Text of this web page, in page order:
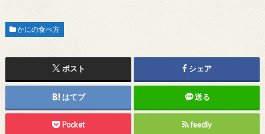
かにの食べ方
ポスト シェア
はてブ 送る
Pocket feedly